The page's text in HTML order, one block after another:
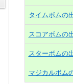
タイムボムの
スコアボムの
スターボムの
マジカルボム